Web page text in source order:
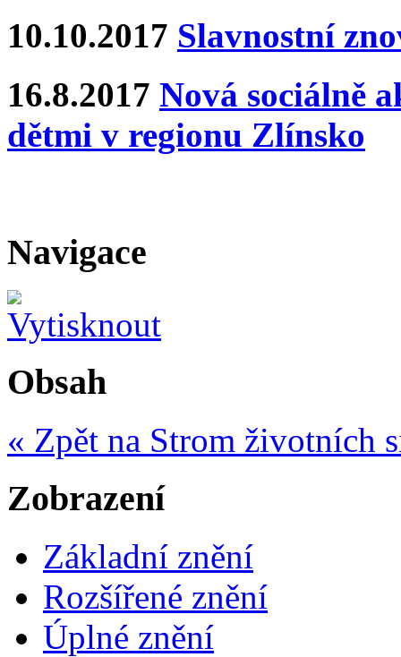
10.10.2017 Slavnostní
16.8.2017 Nová sociálně
dětmi v regionu Zlínsko
Navigace
Obsah
« Zpět na Strom životních
Zobrazení
Základní znění
Rozšířené znění
Úplné znění